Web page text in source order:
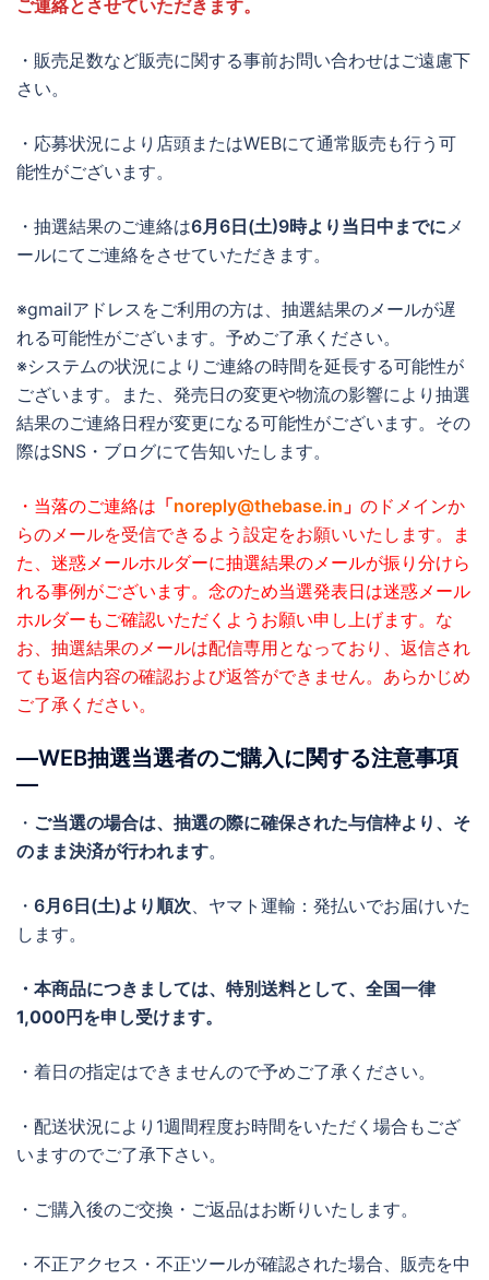
ご連絡とさせていただきます。
・販売足数など販売に関する事前お問い合わせはご遠慮下
さい。
・応募状況により店頭またはWEBにて通常販売も行う可
能性がございます。
・抽選結果のご連絡は6月6日(土)9時より当日中までにメ
ールにてご連絡をさせていただきます。
※gmailアドレスをご利用の方は、抽選結果のメールが遅
れる可能性がございます。予めご了承ください。
※システムの状況によりご連絡の時間を延長する可能性が
ございます。また、発売日の変更や物流の影響により抽選
結果のご連絡日程が変更になる可能性がございます。その
際はSNS・ブログにて告知いたします。
・当落のご連絡は 「noreply@thebase.in 」 のドメインか
らのメールを受信できるよう設定をお願いいたします。
ま
た、迷惑メールホルダーに抽選結果のメールが振り分けら
れる事例がございます。念のため当選発表日は迷惑メール
ホルダーもご確認いただくようお願い申し上げます。 な
お、抽選結果のメールは配信専用となっており、返信され
ても返信内容の確認および返答ができません。あらかじめ
ご了承ください。
―WEB抽選当選者のご購入に関する注意事項
―
・ ご当選の場合は、抽選の際に確保された与信枠より、そ
のまま決済が行われます。
・ 6月6日(土)より順次、ヤマト運輸：発払いでお届けいた
します。
・本商品につきましては、特別送料として、全国一律
1,000円を申し受けます。
・着日の指定はできませんので予めご了承ください。
・配送状況により1週間程度お時間をいただく場合もござ
いますのでご了承下さい。
・ご購入後のご交換・ご返品はお断りいたします。
・不正アクセス・不正ツールが確認された場合、販売を中